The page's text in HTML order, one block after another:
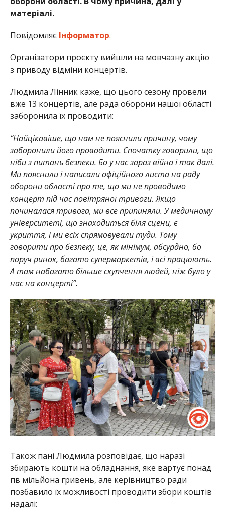
матеріалі.
Повідомляє Інформатор.
Організатори проєкту вийшли на мовчазну акцію
з приводу відміни концертів.
Людмила Лінник каже, що цього сезону провели
вже 13 концертів, але рада оборони нашої області
заборонила їх проводити:
“Найцікавіше, що нам не пояснили причину, чому
заборонили його проводити. Спочатку говорили, що
ніби з питань безпеки. Бо у нас зараз війна і так далі.
Ми пояснили і написали офіційного листа на раду
оборони області про те, що ми не проводимо
концерт під час повітряної тривоги. Якщо
починалася тривога, ми все припиняли. У медичному
університеті, що знаходиться біля сцени, є
укриття, і ми всіх спрямовували туди. Тому
говорити про безпеку, це, як мінімум, абсурдно, бо
поруч ринок, багато супермаркетів, і всі працюють.
А там набагато більше скупчення людей, ніж було у
нас на концерті”.
Також пані Людмила розповідає, що наразі
збирають кошти на обладнання, яке вартує понад
пв мільйона гривень, але керівництво ради
позбавило їх можливості проводити збори коштів
надалі: